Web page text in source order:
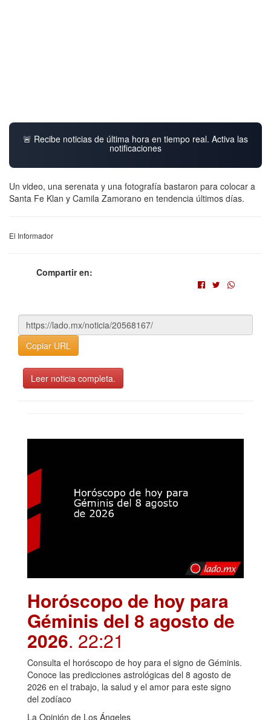
🚨 Recibe noticias de última hora en tiempo real. Activa las
notificaciones
Un video, una serenata y una fotografía bastaron para colocar a
Santa Fe Klan y Camila Zamorano en tendencia últimos días.
El Informador
Compartir en:
Copiar URL
Leer noticia completa.
Horóscopo de hoy para
Géminis del 8 agosto de
2026. 22:21
Consulta el horóscopo de hoy para el signo de Géminis.
Conoce las predicciones astrológicas del 8 agosto de
2026 en el trabajo, la salud y el amor para este signo
del zodíaco
La Opinión de Los Ángeles